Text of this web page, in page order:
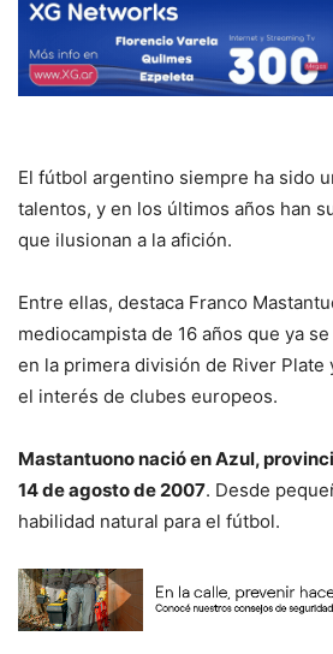
El fútbol argentino siempre ha sido
talentos, y en los últimos años han
que ilusionan a la afición.
Entre ellas, destaca Franco
mediocampista de 16 años que ya
en la primera división de River Plate
el interés de clubes europeos.
Mastantuono nació en Azul,
14 de agosto de 2007. Desde
habilidad natural para el fútbol.